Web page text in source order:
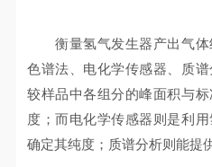
衡量氢气发生器产出气体
色谱法、电化学传感器、质
较样品中各组分的峰面积与
度；而电化学传感器则是利
确定其纯度；质谱分析则能提